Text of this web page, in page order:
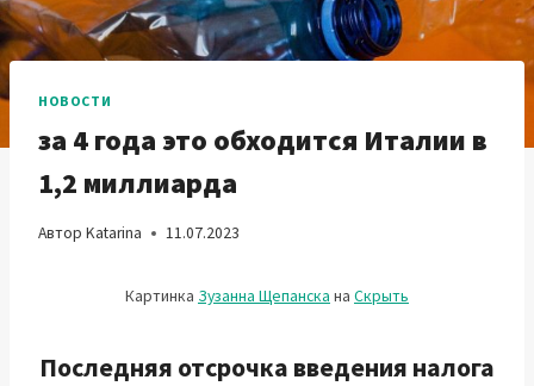
НОВОСТИ
за 4 года это обходится Италии в
1,2 миллиарда
Автор Katarina 11.07.2023
Картинка Зузанна Щепанска на Скрыть
Последняя отсрочка введения налога